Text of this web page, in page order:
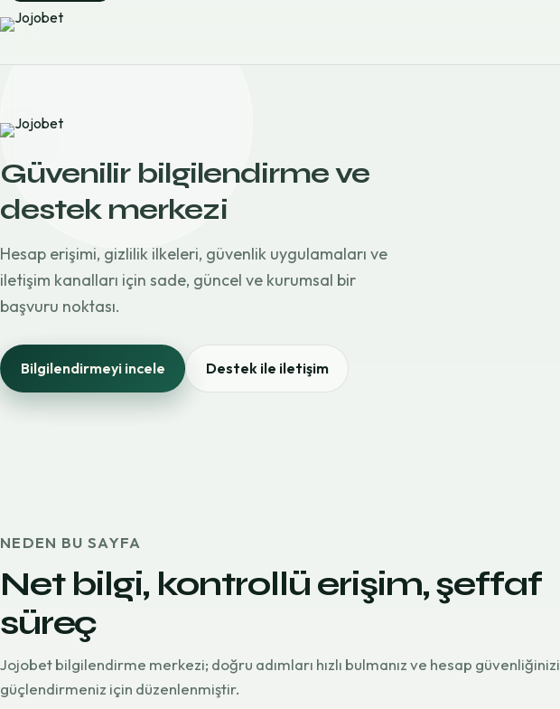
Güvenilir bilgilendirme ve
destek merkezi
Hesap erişimi, gizlilik ilkeleri, güvenlik uygulamaları ve
iletişim kanalları için sade, güncel ve kurumsal bir
başvuru noktası.
Bilgilendirmeyi incele Destek ile iletişim
NEDEN BU SAYFA
Net bilgi, kontrollü erişim, şeffaf
süreç
Jojobet bilgilendirme merkezi; doğru adımları hızlı bulmanız ve hesap güvenliğinizi
güçlendirmeniz için düzenlenmiştir.